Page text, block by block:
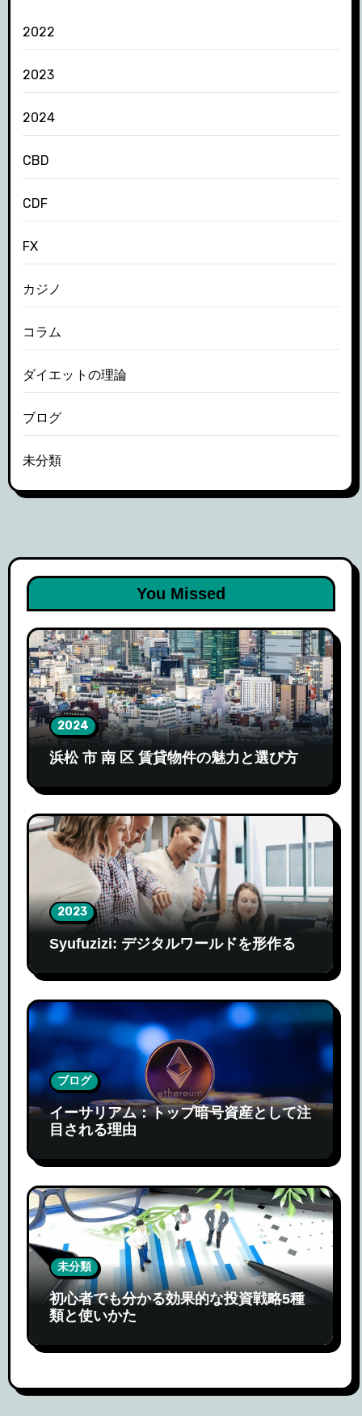
2022
2023
2024
CBD
CDF
FX
カジノ
コラム
ダイエットの理論
ブログ
未分類
You Missed
2024
浜松 市 南 区 賃貸物件の魅力と選び方
2023
Syufuzizi: デジタルワールドを形作る
ブログ
イーサリアム：トップ暗号資産として注
目される理由
未分類
初心者でも分かる効果的な投資戦略5種
類と使いかた